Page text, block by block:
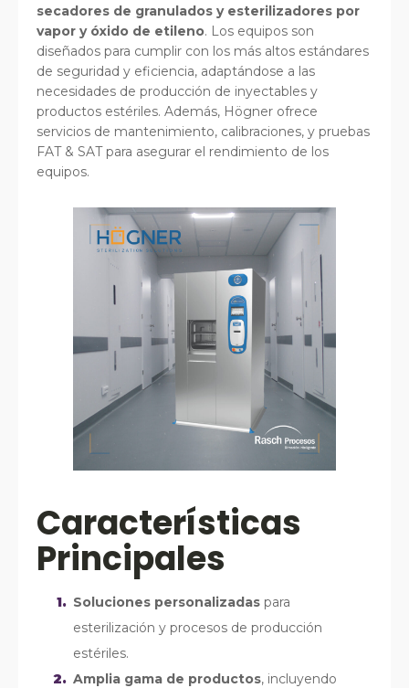
secadores de granulados y esterilizadores por
vapor y óxido de etileno. Los equipos son
diseñados para cumplir con los más altos estándares
de seguridad y eficiencia, adaptándose a las
necesidades de producción de inyectables y
productos estériles. Además, Högner ofrece
servicios de mantenimiento, calibraciones, y pruebas
FAT & SAT para asegurar el rendimiento de los
equipos.
Características
Principales
Soluciones personalizadas para
esterilización y procesos de producción
estériles.
Amplia gama de productos, incluyendo